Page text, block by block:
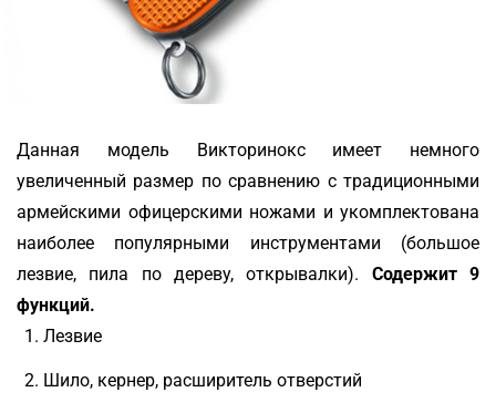
Данная модель Викторинокс имеет немного
увеличенный размер по сравнению с традиционными
армейскими офицерскими ножами и укомплектована
наиболее популярными инструментами (большое
лезвие, пила по дереву, открывалки). Содержит 9
функций.
Лезвие
Шило, кернер, расширитель отверстий